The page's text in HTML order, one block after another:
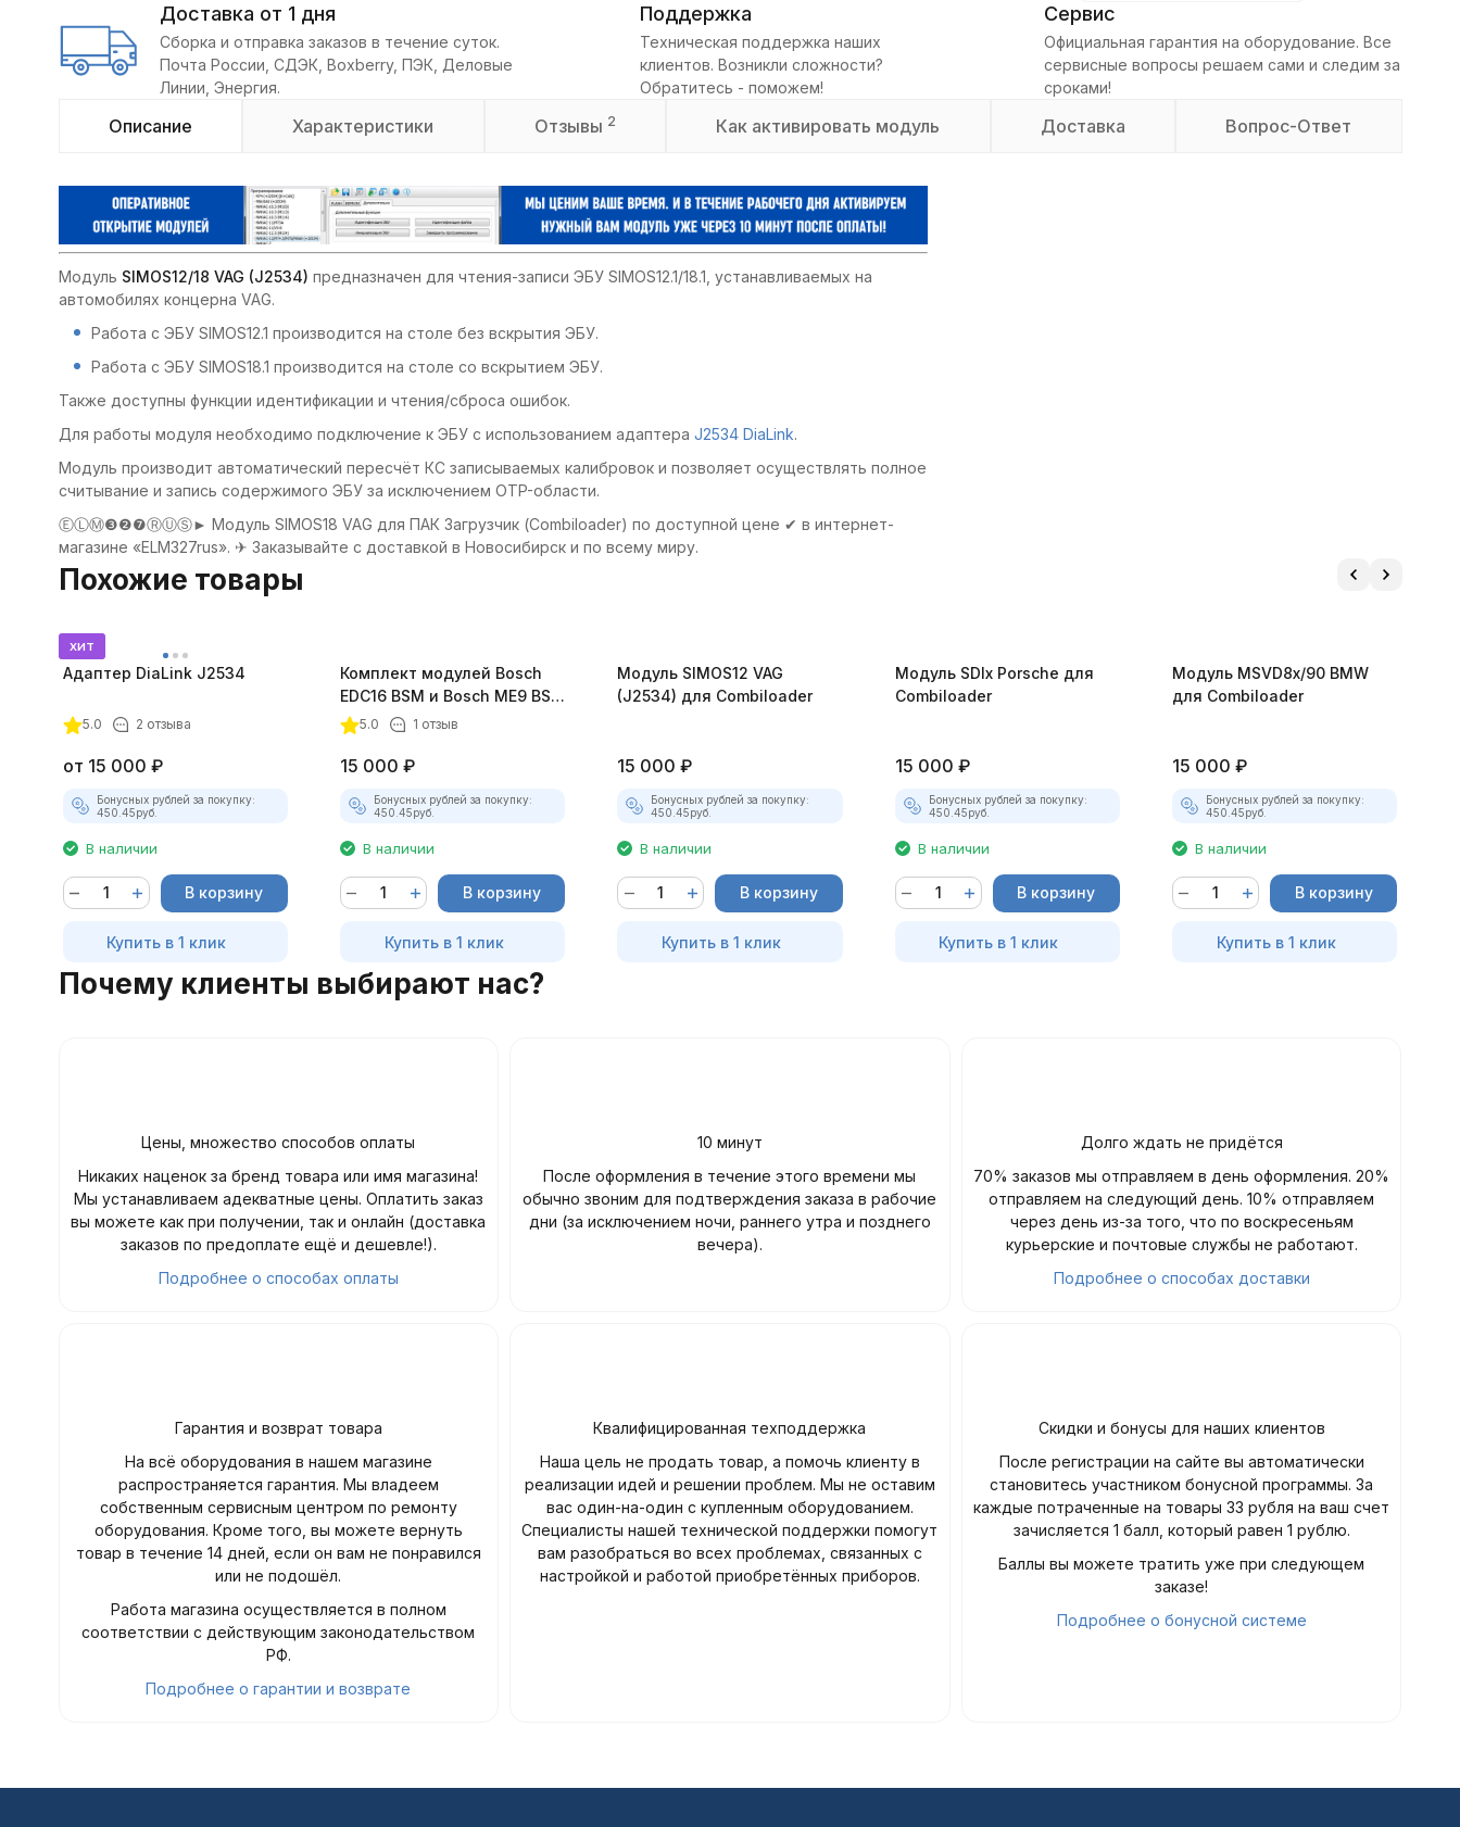
Доставка от 1 дня
Сборка и отправка заказов в течение суток.
Почта России, СДЭК, Boxberry, ПЭК, Деловые
Линии, Энергия.
Поддержка
Техническая поддержка наших
клиентов. Возникли сложности?
Обратитесь - поможем!
Сервис
Официальная гарантия на оборудование. Все
сервисные вопросы решаем сами и следим за
сроками!
Описание Характеристики Отзывы 2 Как активировать модуль Доставка Вопрос-Ответ
Модуль SIMOS12/18 VAG (J2534) предназначен для чтения-записи ЭБУ SIMOS12.1/18.1, устанавливаемых на
автомобилях концерна VAG.
Работа с ЭБУ SIMOS12.1 производится на столе без вскрытия ЭБУ.
Работа с ЭБУ SIMOS18.1 производится на столе со вскрытием ЭБУ.
Также доступны функции идентификации и чтения/сброса ошибок.
Для работы модуля необходимо подключение к ЭБУ с использованием адаптера J2534 DiaLink.
Модуль производит автоматический пересчёт КС записываемых калибровок и позволяет осуществлять полное
считывание и запись содержимого ЭБУ за исключением OTP-области.
ⒺⓁⓂ❸❷❼ⓇⓊⓈ► Модуль SIMOS18 VAG для ПАК Загрузчик (Combiloader) по доступной цене ✔ в интернет-
магазине «ELM327rus». ✈ Заказывайте с доставкой в Новосибирск и по всему миру.
Похожие товары
хит
Адаптер DiaLink J2534
5.0 2 отзыва
от 15 000 ₽
Бонусных рублей за покупку:
450.45руб.
В наличии
В корзину
Купить в 1 клик
Комплект модулей Bosch
EDC16 BSM и Bosch ME9 BSM
для CombiLoader
5.0 1 отзыв
15 000 ₽
Бонусных рублей за покупку:
450.45руб.
В наличии
В корзину
Купить в 1 клик
Модуль SIMOS12 VAG
(J2534) для Combiloader
15 000 ₽
Бонусных рублей за покупку:
450.45руб.
В наличии
В корзину
Купить в 1 клик
Модуль SDIx Porsche для
Combiloader
15 000 ₽
Бонусных рублей за покупку:
450.45руб.
В наличии
В корзину
Купить в 1 клик
Модуль MSVD8x/90 BMW
для Combiloader
15 000 ₽
Бонусных рублей за покупку:
450.45руб.
В наличии
В корзину
Купить в 1 клик
Почему клиенты выбирают нас?
Цены, множество способов оплаты
Никаких наценок за бренд товара или имя магазина!
Мы устанавливаем адекватные цены. Оплатить заказ
вы можете как при получении, так и онлайн (доставка
заказов по предоплате ещё и дешевле!).
Подробнее о способах оплаты
10 минут
После оформления в течение этого времени мы
обычно звоним для подтверждения заказа в рабочие
дни (за исключением ночи, раннего утра и позднего
вечера).
Долго ждать не придётся
70% заказов мы отправляем в день оформления. 20%
отправляем на следующий день. 10% отправляем
через день из-за того, что по воскресеньям
курьерские и почтовые службы не работают.
Подробнее о способах доставки
Гарантия и возврат товара
На всё оборудования в нашем магазине
распространяется гарантия. Мы владеем
собственным сервисным центром по ремонту
оборудования. Кроме того, вы можете вернуть
товар в течение 14 дней, если он вам не понравился
или не подошёл.
Работа магазина осуществляется в полном
соответствии с действующим законодательством
РФ.
Подробнее о гарантии и возврате
Квалифицированная техподдержка
Наша цель не продать товар, а помочь клиенту в
реализации идей и решении проблем. Мы не оставим
вас один-на-один с купленным оборудованием.
Специалисты нашей технической поддержки помогут
вам разобраться во всех проблемах, связанных с
настройкой и работой приобретённых приборов.
Скидки и бонусы для наших клиентов
После регистрации на сайте вы автоматически
становитесь участником бонусной программы. За
каждые потраченные на товары 33 рубля на ваш счет
зачисляется 1 балл, который равен 1 рублю.
Баллы вы можете тратить уже при следующем
заказе!
Подробнее о бонусной системе